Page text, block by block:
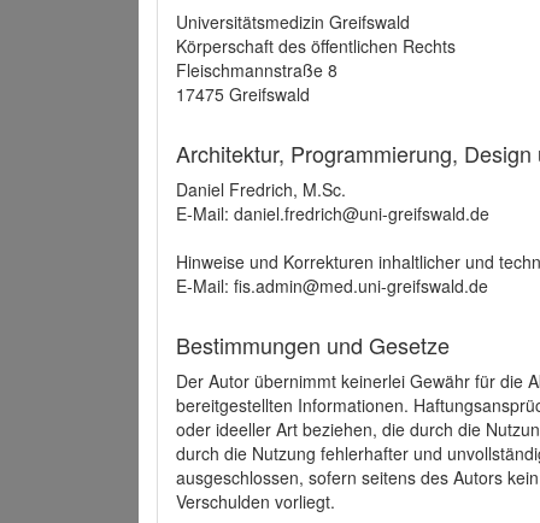
Universitätsmedizin Greifswald
Körperschaft des öffentlichen Rechts
Fleischmannstraße 8
17475 Greifswald
Architektur, Programmierung,
Daniel Fredrich, M.Sc.
E-Mail: daniel.fredrich@uni-greifswald.de
Hinweise und Korrekturen inhaltlicher und
E-Mail: fis.admin@med.uni-greifswald.de
Bestimmungen und Gesetze
Der Autor übernimmt keinerlei Gewähr für die
bereitgestellten Informationen.
oder ideeller Art beziehen, die durch die
durch die Nutzung fehlerhafter und
ausgeschlossen, sofern seitens des Autors
Verschulden vorliegt.